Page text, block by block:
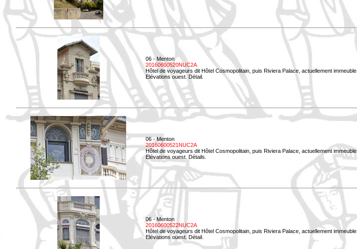
06 - Menton
20160600520NUC2A
Hôtel de voyageurs dit Hôtel Cosmopolitain, puis Riviera Palace, actuellement immeuble
Elévations ouest. Détail.
06 - Menton
20160600521NUC2A
Hôtel de voyageurs dit Hôtel Cosmopolitain, puis Riviera Palace, actuellement immeuble
Elévations ouest. Détails.
06 - Menton
20160600522NUC2A
Hôtel de voyageurs dit Hôtel Cosmopolitain, puis Riviera Palace, actuellement immeuble
Elévations ouest. Détail.